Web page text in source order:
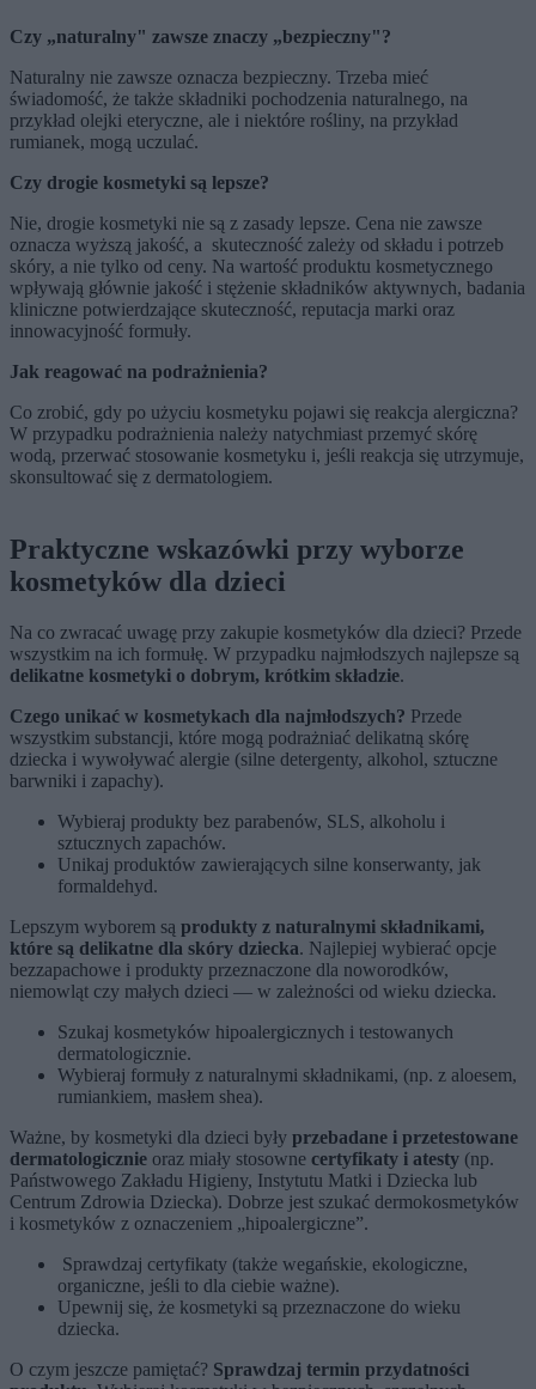
Czy „naturalny" zawsze znaczy „bezpieczny"?
Naturalny nie zawsze oznacza bezpieczny. Trzeba mieć
świadomość, że także składniki pochodzenia naturalnego, na
przykład olejki eteryczne, ale i niektóre rośliny, na przykład
rumianek, mogą uczulać.
Czy drogie kosmetyki są lepsze?
Nie, drogie kosmetyki nie są z zasady lepsze. Cena nie zawsze
oznacza wyższą jakość, a skuteczność zależy od składu i potrzeb
skóry, a nie tylko od ceny. Na wartość produktu kosmetycznego
wpływają głównie jakość i stężenie składników aktywnych, badania
kliniczne potwierdzające skuteczność, reputacja marki oraz
innowacyjność formuły.
Jak reagować na podrażnienia?
Co zrobić, gdy po użyciu kosmetyku pojawi się reakcja alergiczna?
W przypadku podrażnienia należy natychmiast przemyć skórę
wodą, przerwać stosowanie kosmetyku i, jeśli reakcja się utrzymuje,
skonsultować się z dermatologiem.
Praktyczne wskazówki przy wyborze
kosmetyków dla dzieci
Na co zwracać uwagę przy zakupie kosmetyków dla dzieci? Przede
wszystkim na ich formułę. W przypadku najmłodszych najlepsze są
delikatne kosmetyki o dobrym, krótkim składzie.
Czego unikać w kosmetykach dla najmłodszych? Przede
wszystkim substancji, które mogą podrażniać delikatną skórę
dziecka i wywoływać alergie (silne detergenty, alkohol, sztuczne
barwniki i zapachy).
Wybieraj produkty bez parabenów, SLS, alkoholu i
sztucznych zapachów.
Unikaj produktów zawierających silne konserwanty, jak
formaldehyd.
Lepszym wyborem są produkty z naturalnymi składnikami,
które są delikatne dla skóry dziecka. Najlepiej wybierać opcje
bezzapachowe i produkty przeznaczone dla noworodków,
niemowląt czy małych dzieci — w zależności od wieku dziecka.
Szukaj kosmetyków hipoalergicznych i testowanych
dermatologicznie.
Wybieraj formuły z naturalnymi składnikami, (np. z aloesem,
rumiankiem, masłem shea).
Ważne, by kosmetyki dla dzieci były przebadane i przetestowane
dermatologicznie oraz miały stosowne certyfikaty i atesty (np.
Państwowego Zakładu Higieny, Instytutu Matki i Dziecka lub
Centrum Zdrowia Dziecka). Dobrze jest szukać dermokosmetyków
i kosmetyków z oznaczeniem „hipoalergiczne”.
Sprawdzaj certyfikaty (także wegańskie, ekologiczne,
organiczne, jeśli to dla ciebie ważne).
Upewnij się, że kosmetyki są przeznaczone do wieku
dziecka.
O czym jeszcze pamiętać? Sprawdzaj termin przydatności